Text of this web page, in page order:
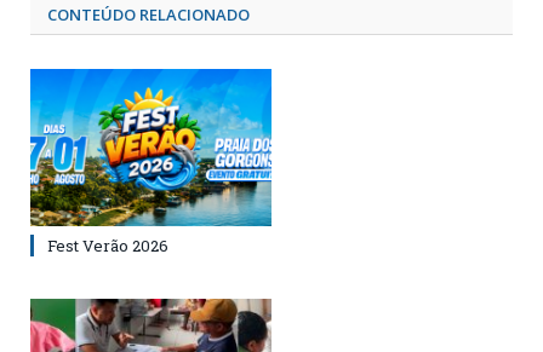
CONTEÚDO RELACIONADO
Fest Verão 2026